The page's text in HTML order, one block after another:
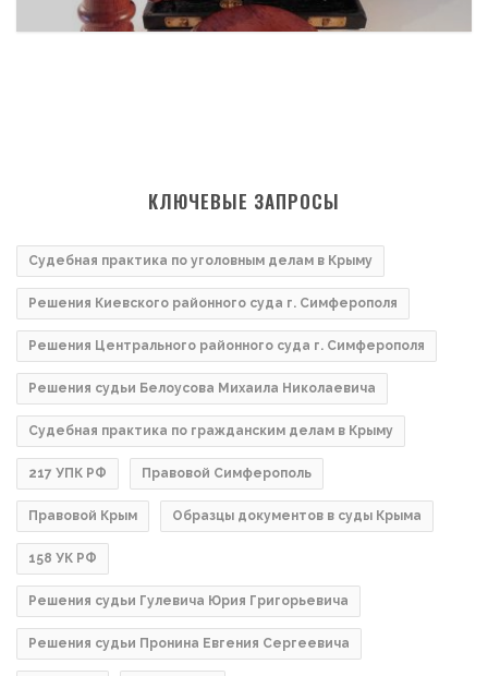
КЛЮЧЕВЫЕ ЗАПРОСЫ
Судебная практика по уголовным делам в Крыму
Решения Киевского районного суда г. Симферополя
Решения Центрального районного суда г. Симферополя
Решения судьи Белоусова Михаила Николаевича
Судебная практика по гражданским делам в Крыму
217 УПК РФ Правовой Симферополь
Правовой Крым Образцы документов в суды Крыма
158 УК РФ
Решения судьи Гулевича Юрия Григорьевича
Решения судьи Пронина Евгения Сергеевича